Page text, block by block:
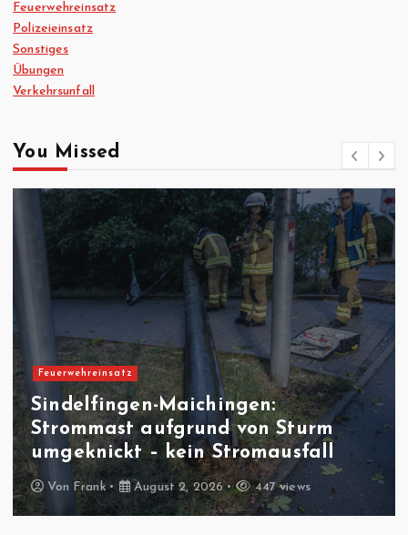
Feuerwehreinsatz
Polizeieinsatz
Sonstiges
Übungen
Verkehrsunfall
You Missed
Feuerwehreinsatz
Sindelfingen-Maichingen:
Strommast aufgrund von Sturm
umgeknickt – kein Stromausfall
Von Frank August 2, 2026 447 views